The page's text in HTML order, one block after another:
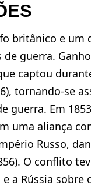
britânico e um
guerra.
captou
tornando-se
guerra. Em
uma aliança
Russo,
O conflito
a Rússia sobre